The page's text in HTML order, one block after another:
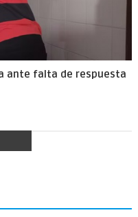
ante falta de respuesta